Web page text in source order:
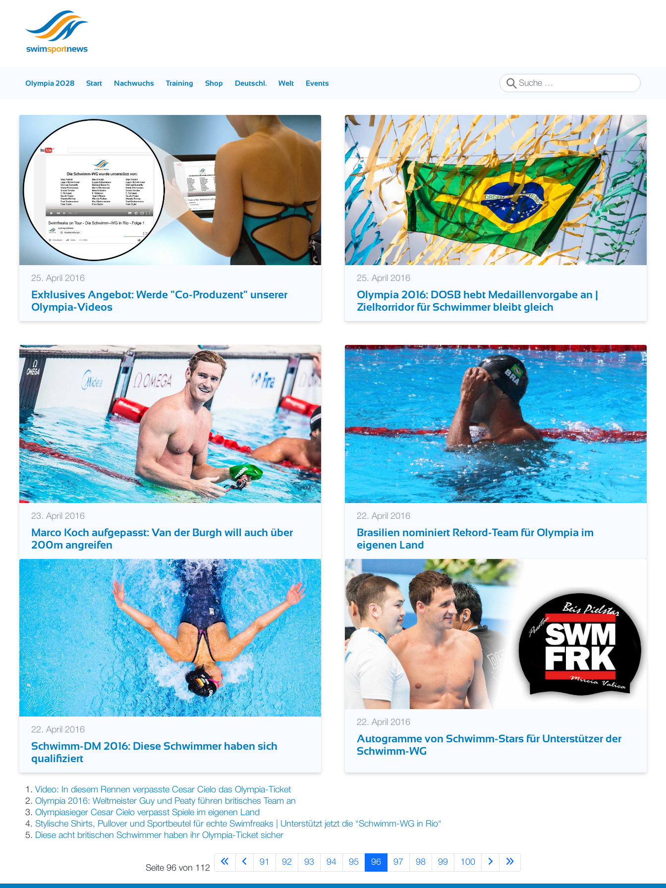
Olympia 2028 Start Nachwuchs Training Shop Deutschl. Welt Events
Suchen
25. April 2016
Exklusives Angebot: Werde "Co-Produzent" unserer
Olympia-Videos
25. April 2016
Olympia 2016: DOSB hebt Medaillenvorgabe an |
Zielkorridor für Schwimmer bleibt gleich
23. April 2016
Marco Koch aufgepasst: Van der Burgh will auch über
200m angreifen
22. April 2016
Brasilien nominiert Rekord-Team für Olympia im
eigenen Land
22. April 2016
Schwimm-DM 2016: Diese Schwimmer haben sich
qualifiziert
22. April 2016
Autogramme von Schwimm-Stars für Unterstützer der
Schwimm-WG
Video: In diesem Rennen verpasste Cesar Cielo das Olympia-Ticket
Olympia 2016: Weltmeister Guy und Peaty führen britisches Team an
Olympiasieger Cesar Cielo verpasst Spiele im eigenen Land
Stylische Shirts, Pullover und Sportbeutel für echte Swimfreaks | Unterstützt jetzt die "Schwimm-WG in Rio"
Diese acht britischen Schwimmer haben ihr Olympia-Ticket sicher
Seite 96 von 112
91 92 93 94 95 96 97 98 99 100